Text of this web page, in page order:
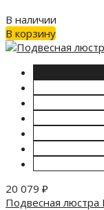
В наличии
В корзину
20 079 ₽
Подвесная люстра